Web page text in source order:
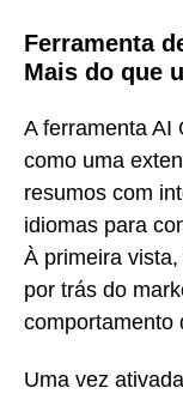
Ferramenta
Mais do que
A ferramenta AI
como uma
resumos com
idiomas para
À primeira
por trás do
comportamento
Uma vez